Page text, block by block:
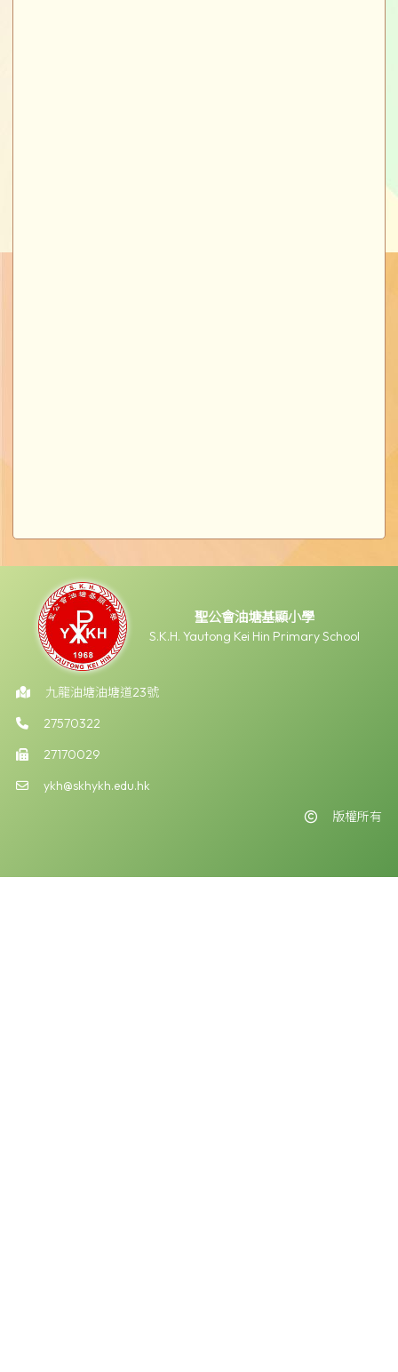
聖公會油塘基顯小學
S.K.H. Yautong Kei Hin Primary School
九龍油塘油塘道23號
27570322
27170029
ykh@skhykh.edu.hk
版權所有